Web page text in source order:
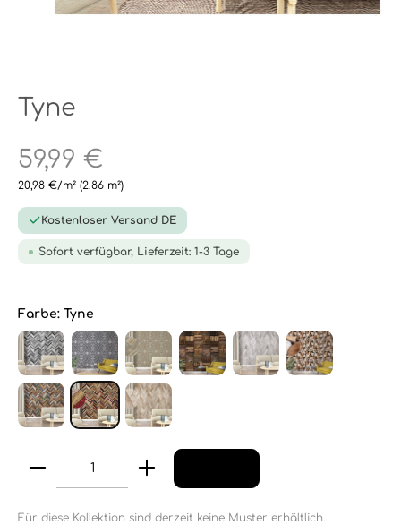
Tyne
59,99 €
20,98 €/m² (2.86 m²)
Kostenloser Versand DE
Sofort verfügbar, Lieferzeit: 1-3 Tage
Farbe: Tyne
Für diese Kollektion sind derzeit keine Muster erhältlich.